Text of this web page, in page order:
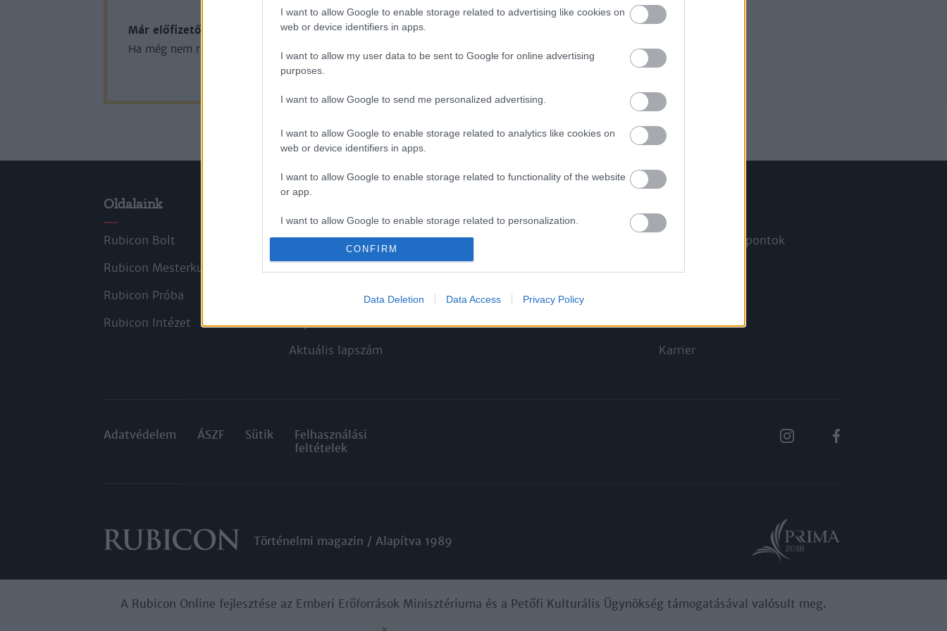
I want to allow Google to enable storage related to advertising like cookies on
web or device identifiers in apps.
I want to allow my user data to be sent to Google for online advertising
purposes.
I want to allow Google to send me personalized advertising.
I want to allow Google to enable storage related to analytics like cookies on
web or device identifiers in apps.
I want to allow Google to enable storage related to functionality of the website
or app.
I want to allow Google to enable storage related to personalization.
I want to allow Google to enable storage related to security, including
authentication functionality and fraud prevention, and other user protection.
CONFIRM
Data Deletion Data Access Privacy Policy
Már előfizetőnk? Ha már regisztrált a Rubicon Online-on, kattintson ide:
Ha még nem rendelkezik felhasználói fiókkal, kattintson ide:
REGISZTRÁCIÓ.
Oldalaink
Rubicon Bolt
Rubicon Mesterkurzus
Rubicon Próba
Rubicon Intézet
Korszakok
Naptár
Aktuális lapszám
Megjelenési időpontok
Rólunk
Karrier
Adatvédelem ÁSZF Sütik
Felhasználási
feltételek
Történelmi magazin / Alapítva 1989
A Rubicon Online fejlesztése az Emberi Erőforrások Minisztériuma és a Petőfi Kulturális Ügynökség támogatásával valósult meg.